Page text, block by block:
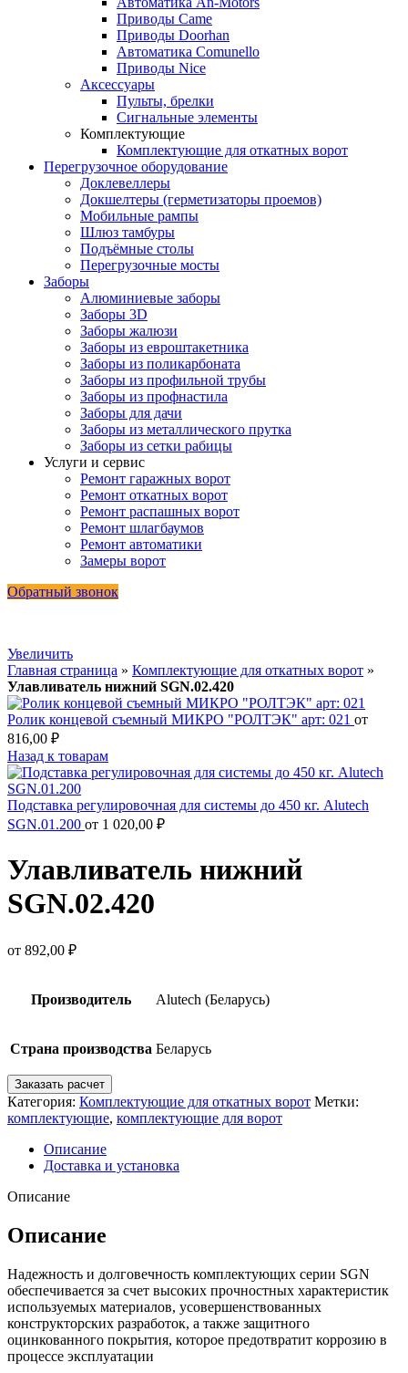
Приводы Came
Приводы Doorhan
Автоматика Comunello
Приводы Nice
Аксессуары
Пульты, брелки
Сигнальные элементы
Комплектующие
Комплектующие для откатных ворот
Перегрузочное оборудование
Доклевеллеры
Докшелтеры (герметизаторы проемов)
Мобильные рампы
Шлюз тамбуры
Подъёмные столы
Перегрузочные мосты
Заборы
Алюминиевые заборы
Заборы 3D
Заборы жалюзи
Заборы из евроштакетника
Заборы из поликарбоната
Заборы из профильной трубы
Заборы из профнастила
Заборы для дачи
Заборы из металлического прутка
Заборы из сетки рабицы
Услуги и сервис
Ремонт гаражных ворот
Ремонт откатных ворот
Ремонт распашных ворот
Ремонт шлагбаумов
Ремонт автоматики
Замеры ворот
Обратный звонок
Увеличить
Главная страница » Комплектующие для откатных ворот »
Улавливатель нижний SGN.02.420
Ролик концевой съемный МИКРО "РОЛТЭК" арт: 021 от
816,00 ₽
Назад к товарам
Подставка регулировочная для системы до 450 кг. Alutech
SGN.01.200 от 1 020,00 ₽
Улавливатель нижний
SGN.02.420
от 892,00 ₽
Производитель Alutech (Беларусь)
Страна производства Беларусь
Заказать расчет
Категория: Комплектующие для откатных ворот Метки:
комплектующие, комплектующие для ворот
Описание
Доставка и установка
Описание
Описание
Надежность и долговечность комплектующих серии SGN
обеспечивается за счет высоких прочностных характеристик
используемых материалов, усовершенствованных
конструкторских разработок, а также защитного
оцинкованного покрытия, которое предотвратит коррозию в
процессе эксплуатации